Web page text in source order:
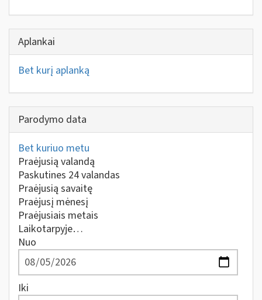
Aplankai
Bet kurį aplanką
Parodymo data
Bet kuriuo metu
Praėjusią valandą
Paskutines 24 valandas
Praėjusią savaitę
Praėjusį mėnesį
Praėjusiais metais
Laikotarpyje…
Nuo
Iki